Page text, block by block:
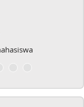
Musicer Indo